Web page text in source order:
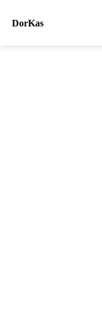
DorKas